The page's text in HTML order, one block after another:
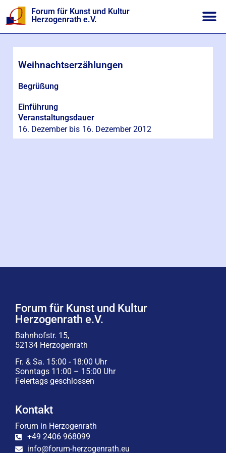
Forum für Kunst und Kultur
Herzogenrath e.V.
Weihnachtserzählungen
Begrüßung
Einführung
Veranstaltungsdauer
16. Dezember bis 16. Dezember 2012
Forum für Kunst und Kultur
Herzogenrath e.V.
Bahnhofstr. 15,
52134 Herzogenrath
Fr. & Sa. 15:00 - 18:00 Uhr
Sonntags 11:00 – 15:00 Uhr
Feiertags geschlossen
Kontakt
Forum in Herzogenrath
+49 2406 968099
info@forum-herzogenrath.eu